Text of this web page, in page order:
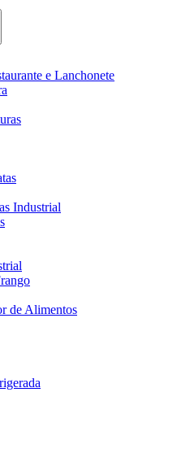
e Lanchonete
Industrial
de Alimentos